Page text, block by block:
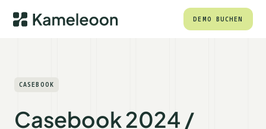
DEMO BUCHEN
CASEBOOK
Casebook 2024 /